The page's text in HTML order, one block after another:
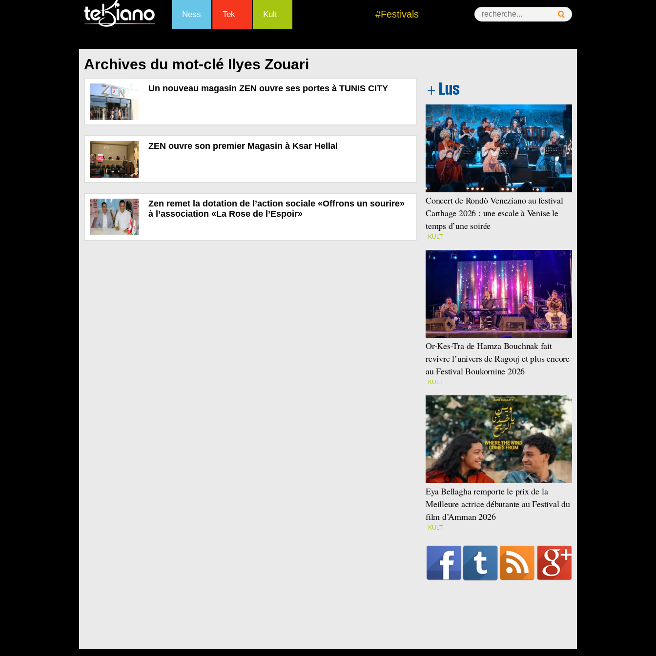
Ness Tek Kult #Festivals
Archives du mot-clé Ilyes Zouari
Un nouveau magasin ZEN ouvre ses portes à TUNIS CITY
ZEN ouvre son premier Magasin à Ksar Hellal
Zen remet la dotation de l’action sociale «Offrons un sourire»
à l’association «La Rose de l’Espoir»
Concert de Rondò Veneziano au festival
Carthage 2026 : une escale à Venise le
temps d’une soirée
KULT
Or-Kes-Tra de Hamza Bouchnak fait
revivre l’univers de Ragouj et plus encore
au Festival Boukornine 2026
KULT
Eya Bellagha remporte le prix de la
Meilleure actrice débutante au Festival du
film d’Amman 2026
KULT